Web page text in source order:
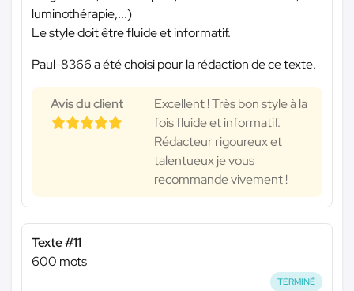
luminothérapie,...)
Le style doit être fluide et informatif.
Paul-8366 a été choisi pour la rédaction de ce texte.
Avis du client
Excellent ! Très bon style à la
fois fluide et informatif.
Rédacteur rigoureux et
talentueux je vous
recommande vivement !
Texte #11
600 mots
TERMINÉ